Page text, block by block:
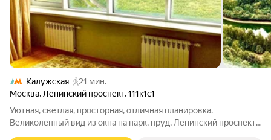
Калужская
21 мин.
Москва, Ленинский проспект,111к1с1
Уютная, светлая, просторная, отличная планировка.
Великолепный вид из окна на парк, пруд, Ленинский проспект.